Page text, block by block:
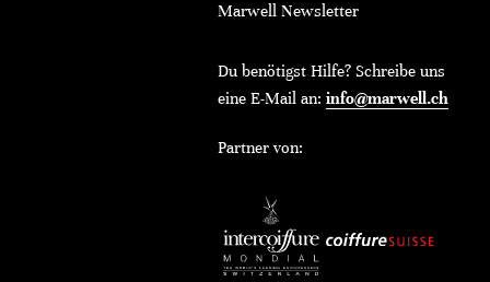
Marwell Newsletter
Du benötigst Hilfe? Schreibe uns
eine E-Mail an: info@marwell.ch
Partner von: